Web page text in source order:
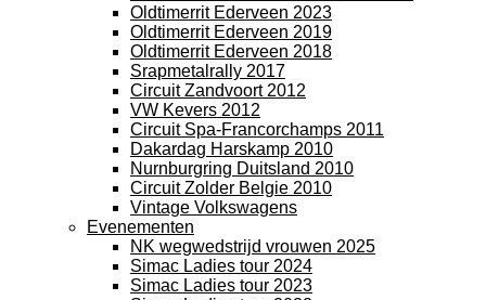
Oldtimerrit Ederveen 2023
Oldtimerrit Ederveen 2019
Oldtimerrit Ederveen 2018
Srapmetalrally 2017
Circuit Zandvoort 2012
VW Kevers 2012
Circuit Spa-Francorchamps 2011
Dakardag Harskamp 2010
Nurnburgring Duitsland 2010
Circuit Zolder Belgie 2010
Vintage Volkswagens
Evenementen
NK wegwedstrijd vrouwen 2025
Simac Ladies tour 2024
Simac Ladies tour 2023